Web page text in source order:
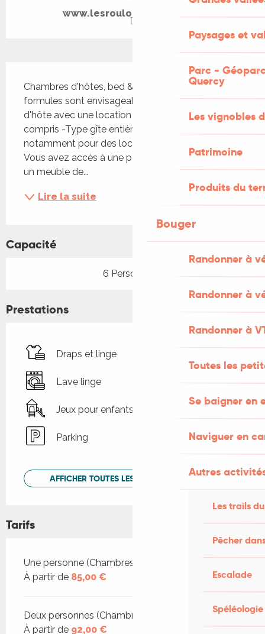
Paysages et
Parc -
Quercy
Les vignobles
Patrimoine
Produits du
Bouger
Randonner à
Randonner à
Randonner à
Toutes les
Se baigner en
Naviguer en
Autres
Les trails
Pêcher
Escalade
Spéléologie
www.lesroulottesdulot.com
Chambres d'hôtes, bed & breakfast en Roulotte. 2
formules sont envisageables : -Type chambre
d'hôte avec une location à la nuit, petit déjeuner
compris -Type gîte entièrement autonome
notamment pour des locations sur plusieurs jours.
Vous avez accès à une petite cuisine comportant
un meuble de...
Lire la suite
Capacité
6 Personne(s)
Prestations
Draps et linge
Lave linge
Jeux pour enfants / Espace jeux
Parking
AFFICHER TOUTES LES PRESTATIONS
Tarifs
Tarifs 2026
Une personne (Chambres d'hôtes)
À partir de 85,00 €
Deux personnes (Chambres d'hôtes)
À partir de 92,00 €